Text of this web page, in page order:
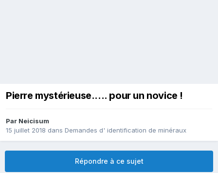
Pierre mystérieuse..... pour un novice !
Par Neicisum
15 juillet 2018 dans Demandes d' identification de minéraux
Répondre à ce sujet